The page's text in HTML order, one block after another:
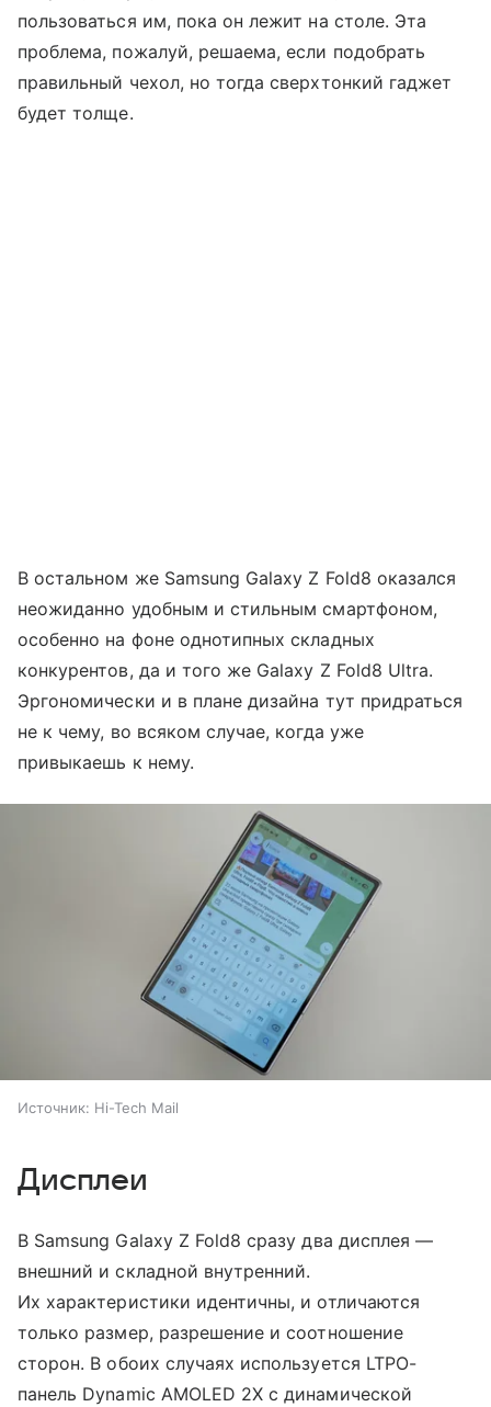
пользоваться им, пока он лежит на столе. Эта
проблема, пожалуй, решаема, если подобрать
правильный чехол, но тогда сверхтонкий гаджет
будет толще.
В остальном же Samsung Galaxy Z Fold8 оказался
неожиданно удобным и стильным смартфоном,
особенно на фоне однотипных складных
конкурентов, да и того же Galaxy Z Fold8 Ultra.
Эргономически и в плане дизайна тут придраться
не к чему, во всяком случае, когда уже
привыкаешь к нему.
Источник: Hi-Tech Mail
Дисплеи
В Samsung Galaxy Z Fold8 сразу два дисплея —
внешний и складной внутренний.
Их характеристики идентичны, и отличаются
только размер, разрешение и соотношение
сторон. В обоих случаях используется LTPO-
панель Dynamic AMOLED 2X с динамической